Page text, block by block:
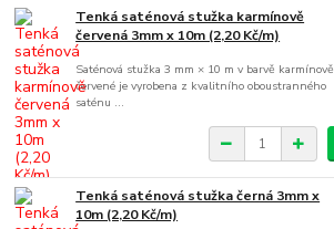
Tenká saténová stužka karmínově
červená 3mm x 10m (2,20 Kč/m)
Saténová stužka 3 mm × 10 m v barvě karmínově
červené je vyrobena z kvalitního oboustranného
saténu ...
Tenká saténová stužka černá 3mm x
10m (2,20 Kč/m)